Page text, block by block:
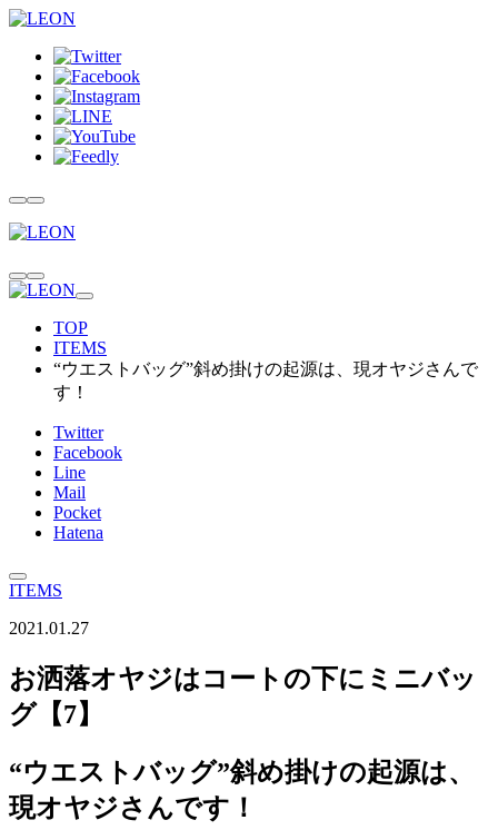
TOP
ITEMS
“ウエストバッグ”斜め掛けの起源は、現オヤジさんで
す！
Twitter
Facebook
Line
Mail
Pocket
Hatena
ITEMS
2021.01.27
お洒落オヤジはコートの下にミニバッ
グ【7】
“ウエストバッグ”斜め掛けの起源は、
現オヤジさんです！